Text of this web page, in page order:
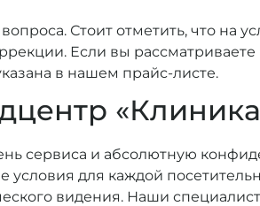
Стоит отметить, что на
Если вы
в нашем прайс-листе.
сервиса и абсолютную
условия для каждой
видения. Наши